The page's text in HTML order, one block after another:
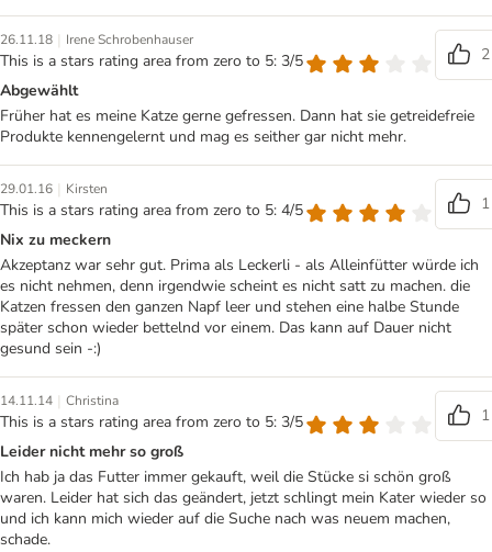
26.11.18 | Irene Schrobenhauser
This is a stars rating area from zero to 5: 3/5
2
Abgewählt
Früher hat es meine Katze gerne gefressen. Dann hat sie getreidefreie
Produkte kennengelernt und mag es seither gar nicht mehr.
29.01.16 | Kirsten
This is a stars rating area from zero to 5: 4/5
1
Nix zu meckern
Akzeptanz war sehr gut. Prima als Leckerli - als Alleinfütter würde ich
es nicht nehmen, denn irgendwie scheint es nicht satt zu machen. die
Katzen fressen den ganzen Napf leer und stehen eine halbe Stunde
später schon wieder bettelnd vor einem. Das kann auf Dauer nicht
gesund sein -:)
14.11.14 | Christina
This is a stars rating area from zero to 5: 3/5
1
Leider nicht mehr so groß
Ich hab ja das Futter immer gekauft, weil die Stücke si schön groß
waren. Leider hat sich das geändert, jetzt schlingt mein Kater wieder so
und ich kann mich wieder auf die Suche nach was neuem machen,
schade.